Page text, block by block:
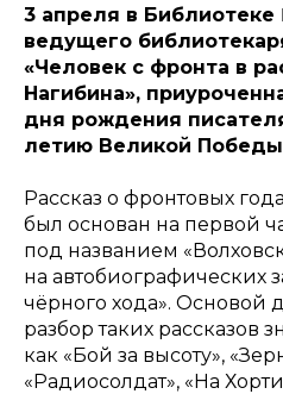
3 апреля в
ведущего
«Человек с фронта в
Нагибина»,
дня рождения
летию Великой
Рассказ о фронтовых
был основан на первой
под названием
на автобиографических
чёрного хода». Основой
разбор таких рассказов
как «Бой за высоту»,
«Радиосолдат», «На